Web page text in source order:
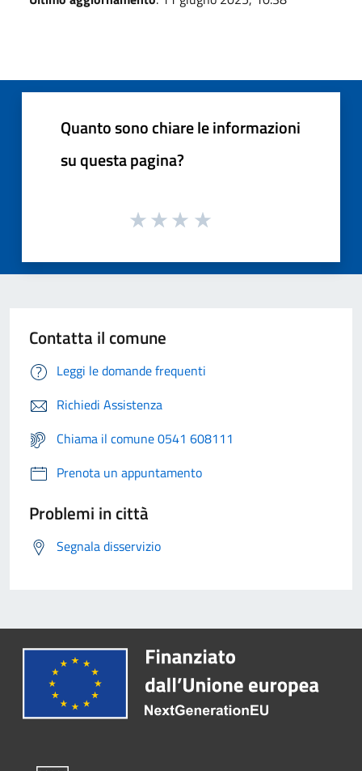
Quanto sono chiare le informazioni
su questa pagina?
Contatta il comune
Leggi le domande frequenti
Richiedi Assistenza
Chiama il comune 0541 608111
Prenota un appuntamento
Problemi in città
Segnala disservizio